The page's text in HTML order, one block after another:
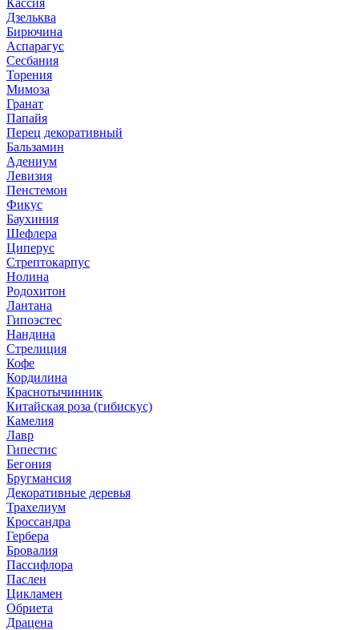
Кассия
Дзельква
Бирючина
Аспарагус
Сесбания
Торения
Мимоза
Гранат
Папайя
Перец декоративный
Бальзамин
Адениум
Левизия
Пенстемон
Фикус
Баухиния
Шефлера
Циперус
Стрептокарпус
Нолина
Родохитон
Лантана
Гипоэстес
Нандина
Стрелиция
Кофе
Кордилина
Краснотычинник
Китайская роза (гибискус)
Камелия
Лавр
Гипестис
Бегония
Бругмансия
Декоративные деревья
Трахелиум
Кроссандра
Гербера
Бровалия
Пассифлора
Паслен
Цикламен
Обриета
Драцена